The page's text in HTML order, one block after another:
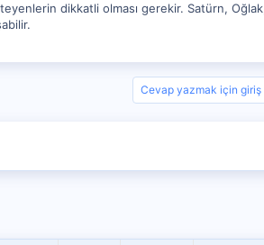
dikkatli olması gerekir. Satürn,
Cevap yazmak için giriş